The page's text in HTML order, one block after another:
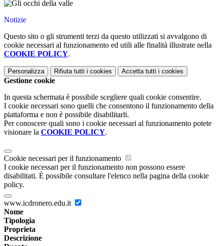
Notizie
Questo sito o gli strumenti terzi da questo utilizzati si avvalgono di
cookie necessari al funzionamento ed utili alle finalità illustrate nella
COOKIE POLICY.
Personalizza Rifiuta tutti i cookies Accetta tutti i cookies
Gestione cookie
In questa schermata è possibile scegliere quali cookie consentire.
I cookie necessari sono quelli che consentono il funzionamento della
piattaforma e non è possibile disabilitarli.
Per conoscere quali sono i cookie necessari al funzionamento potete
visionare la COOKIE POLICY.
Cookie necessari per il funzionamento
I cookie necessari per il funzionamento non possono essere
disabilitati. È possibile consultare l'elenco nella pagina della cookie
policy.
www.icdronero.edu.it
Nome
Tipologia
Proprieta
Descrizione